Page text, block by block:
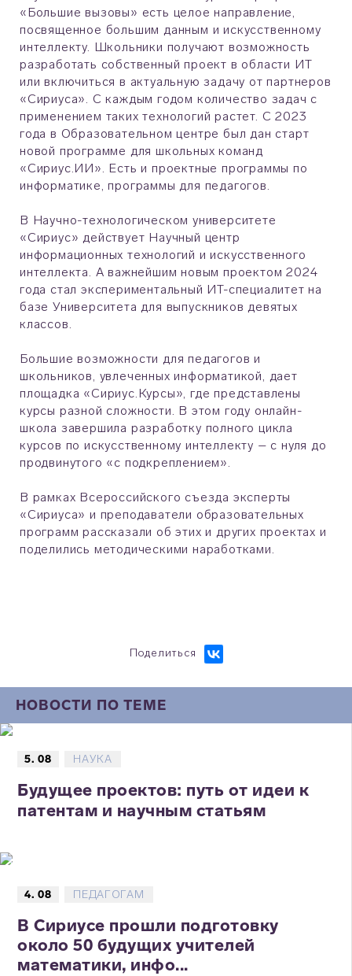
«Большие вызовы» есть целое направление,
посвященное большим данным и искусственному
интеллекту. Школьники получают возможность
разработать собственный проект в области ИТ
или включиться в актуальную задачу от партнеров
«Сириуса». С каждым годом количество задач с
применением таких технологий растет. С 2023
года в Образовательном центре был дан старт
новой программе для школьных команд
«Сириус.ИИ». Есть и проектные программы по
информатике, программы для педагогов.
В Научно-технологическом университете
«Сириус» действует Научный центр
информационных технологий и искусственного
интеллекта. А важнейшим новым проектом 2024
года стал экспериментальный ИТ-специалитет на
базе Университета для выпускников девятых
классов.
Большие возможности для педагогов и
школьников, увлеченных информатикой, дает
площадка «Сириус.Курсы», где представлены
курсы разной сложности. В этом году онлайн-
школа завершила разработку полного цикла
курсов по искусственному интеллекту – с нуля до
продвинутого «с подкреплением».
В рамках Всероссийского съезда эксперты
«Сириуса» и преподаватели образовательных
программ рассказали об этих и других проектах и
поделились методическими наработками.
Поделиться
НОВОСТИ ПО ТЕМЕ
5. 08 НАУКА
Будущее проектов: путь от идеи к
патентам и научным статьям
4. 08 ПЕДАГОГАМ
В Сириусе прошли подготовку
около 50 будущих учителей
математики, инфо...